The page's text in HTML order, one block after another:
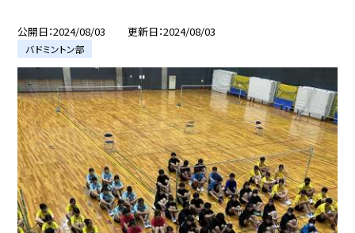
公開日 2024/08/03 更新日 2024/08/03
バドミントン部